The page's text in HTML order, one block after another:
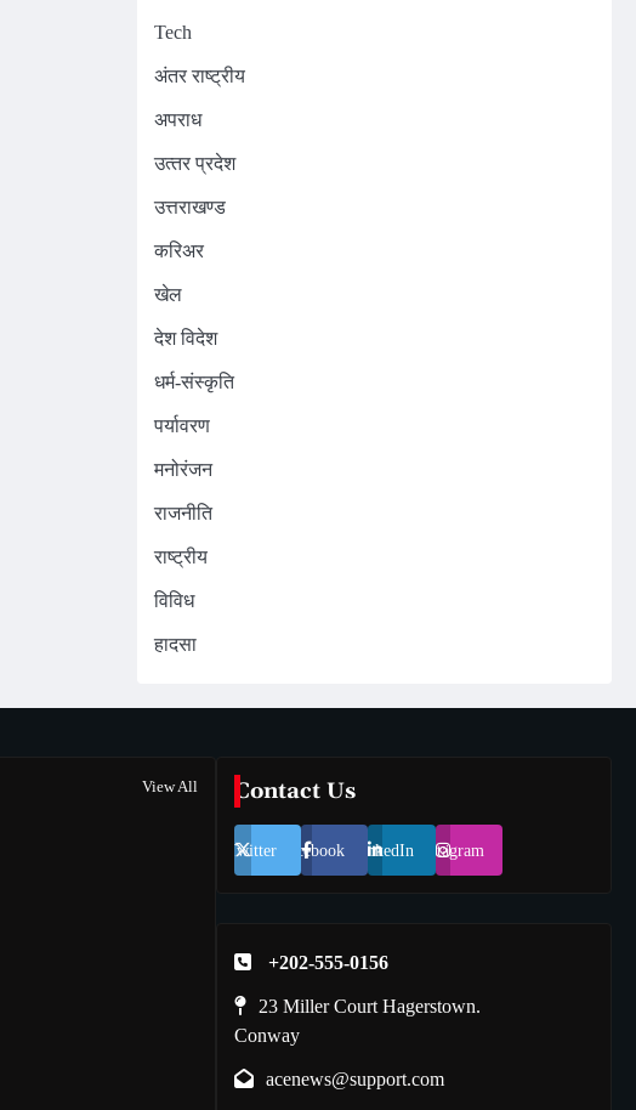
Tech
अंतर राष्ट्रीय
अपराध
उत्‍तर प्रदेश
उत्तराखण्ड
करिअर
खेल
देश विदेश
धर्म-संस्कृति
पर्यावरण
मनोरंजन
राजनीति
राष्ट्रीय
विविध
हादसा
View All Contact Us
Twitter Facebook LinkedIn Instagram
+202-555-0156
23 Miller Court Hagerstown.
Conway
acenews@support.com